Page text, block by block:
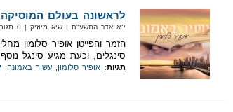
לראשונה בעולם
י"א אדר התשע"ח‏ | שיא מיוזיק‏ | 0 תגובות
הזמר והפייטן אופיר סלומון
סינגלים, וכעת מגיע סינגל
תגיות: אופיר סלומון עשיר באמונה